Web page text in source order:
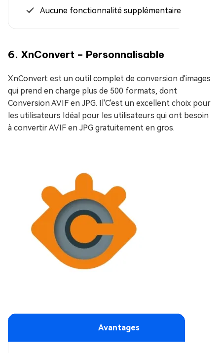
Aucune fonctionnalité supplémentaire
6. XnConvert – Personnalisable
XnConvert est un outil complet de conversion d'images
qui prend en charge plus de 500 formats, dont
Conversion AVIF en JPG. Il'C'est un excellent choix pour
les utilisateurs Idéal pour les utilisateurs qui ont besoin
à convertir AVIF en JPG gratuitement en gros.
Avantages